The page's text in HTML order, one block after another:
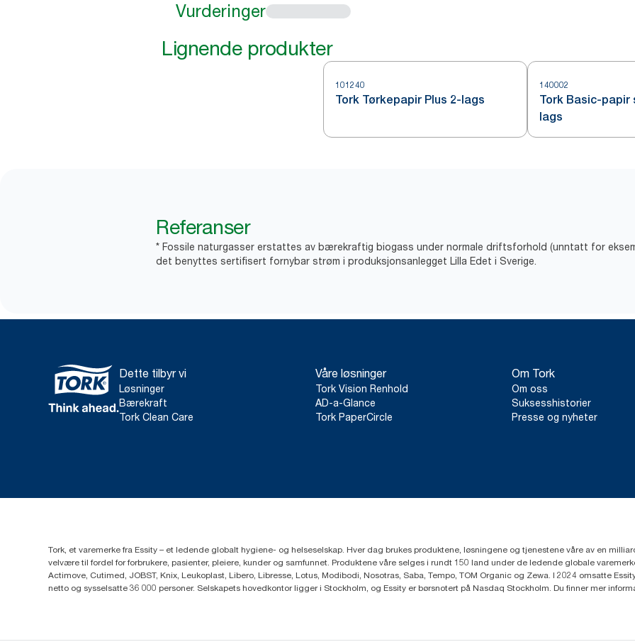
Vurderinger
Lignende produkter
101240
Tork Tørkepapir Plus 2-lags
140002
Tork Basic-papir
lags
Referanser
* Fossile naturgasser erstattes av bærekraftig biogass under normale driftsforhold (unntatt for
det benyttes sertifisert fornybar strøm i produksjonsanlegget Lilla Edet i Sverige.
Dette tilbyr vi
Løsninger
Bærekraft
Tork Clean Care
Våre løsninger
Tork Vision Renhold
AD-a-Glance
Tork PaperCircle
Om Tork
Om oss
Suksesshistorier
Presse og nyheter
Tork, et varemerke fra Essity – et ledende globalt hygiene- og helseselskap. Hver dag brukes produktene, løsningene og tjenestene våre av en
velvære til fordel for forbrukere, pasienter, pleiere, kunder og samfunnet. Produktene våre selges i rundt 150 land under de ledende globale
Actimove, Cutimed, JOBST, Knix, Leukoplast, Libero, Libresse, Lotus, Modibodi, Nosotras, Saba, Tempo, TOM Organic og Zewa. I 2024 omsatte
netto og sysselsatte 36 000 personer. Selskapets hovedkontor ligger i Stockholm, og Essity er børsnotert på Nasdaq Stockholm. Du finner mer